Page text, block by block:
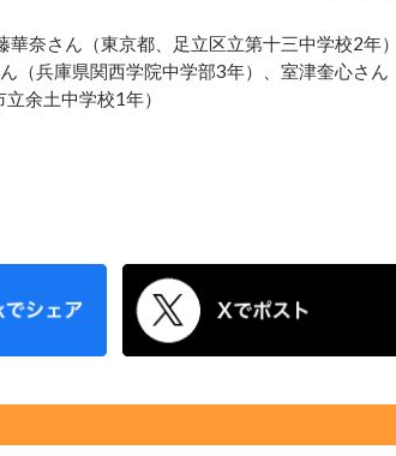
華奈さん（東京都、足立区立第十三中学校2
（兵庫県関西学院中学部3年）、室津奎心さ
余土中学校1年）